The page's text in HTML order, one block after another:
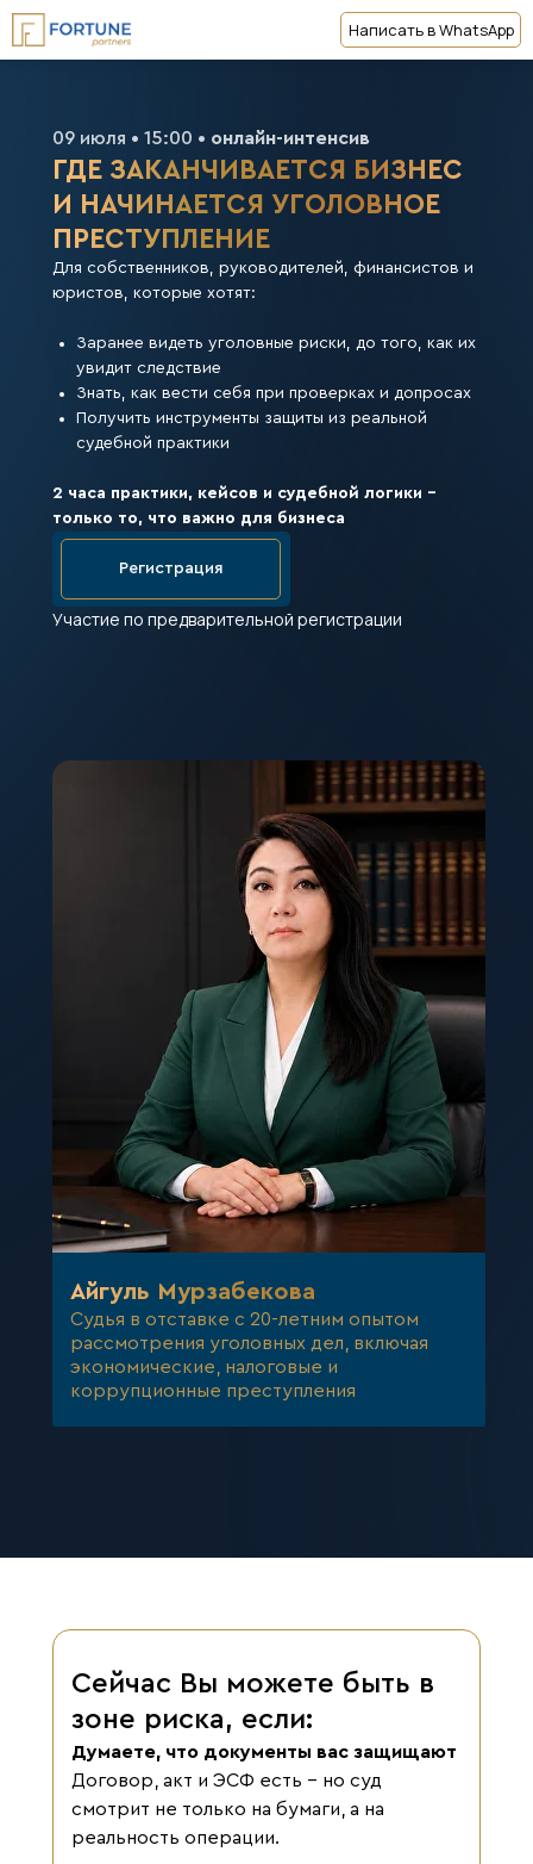
Написать в WhatsApp
Айгуль Мурзабекова
Судья в отставке с 20-летним опытом
рассмотрения уголовных дел, включая
экономические, налоговые и
коррупционные преступления
09 июля • 15:00 • онлайн-интенсив
ГДЕ ЗАКАНЧИВАЕТСЯ БИЗНЕС
И НАЧИНАЕТСЯ УГОЛОВНОЕ
ПРЕСТУПЛЕНИЕ
Для собственников, руководителей, финансистов и
юристов, которые хотят:
Заранее видеть уголовные риски, до того, как их
увидит следствие
Знать, как вести себя при проверках и допросах
Получить инструменты защиты из реальной
судебной практики
2 часа практики, кейсов и судебной логики -
только то, что важно для бизнеса
Регистрация
Участие по предварительной регистрации
Сейчас Вы можете быть в
зоне риска, если:
Думаете, что документы вас защищают
Договор, акт и ЭСФ есть - но суд
смотрит не только на бумаги, а на
реальность операции.